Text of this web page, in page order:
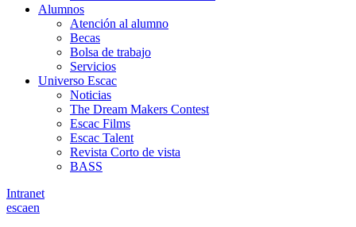
Alumnos
Atención al alumno
Becas
Bolsa de trabajo
Servicios
Universo Escac
Noticias
The Dream Makers Contest
Escac Films
Escac Talent
Revista Corto de vista
BASS
Intranet
escaen